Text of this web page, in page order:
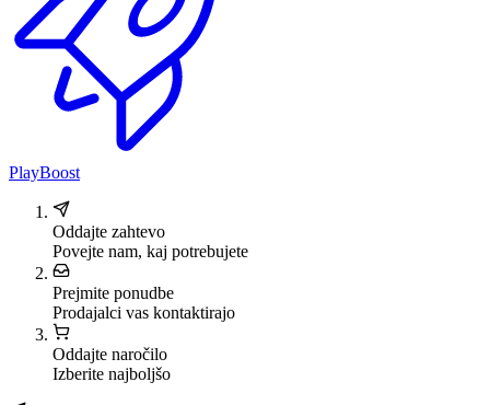
PlayBoost
Oddajte zahtevo
Povejte nam, kaj potrebujete
Prejmite ponudbe
Prodajalci vas kontaktirajo
Oddajte naročilo
Izberite najboljšo